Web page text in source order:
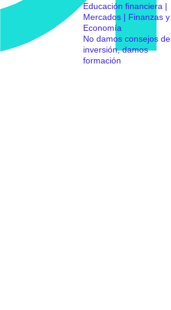
Educación financiera |
Mercados | Finanzas y
Economía
No damos consejos de
inversión, damos
formación